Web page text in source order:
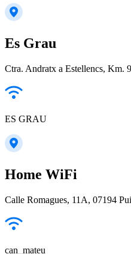
Es Grau
Ctra. Andratx a Estellencs, Km.
ES GRAU
Home WiFi
Calle Romagues, 11A, 07194
can_mateu